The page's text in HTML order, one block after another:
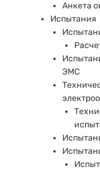
Анкета
Испытания
ЭМС